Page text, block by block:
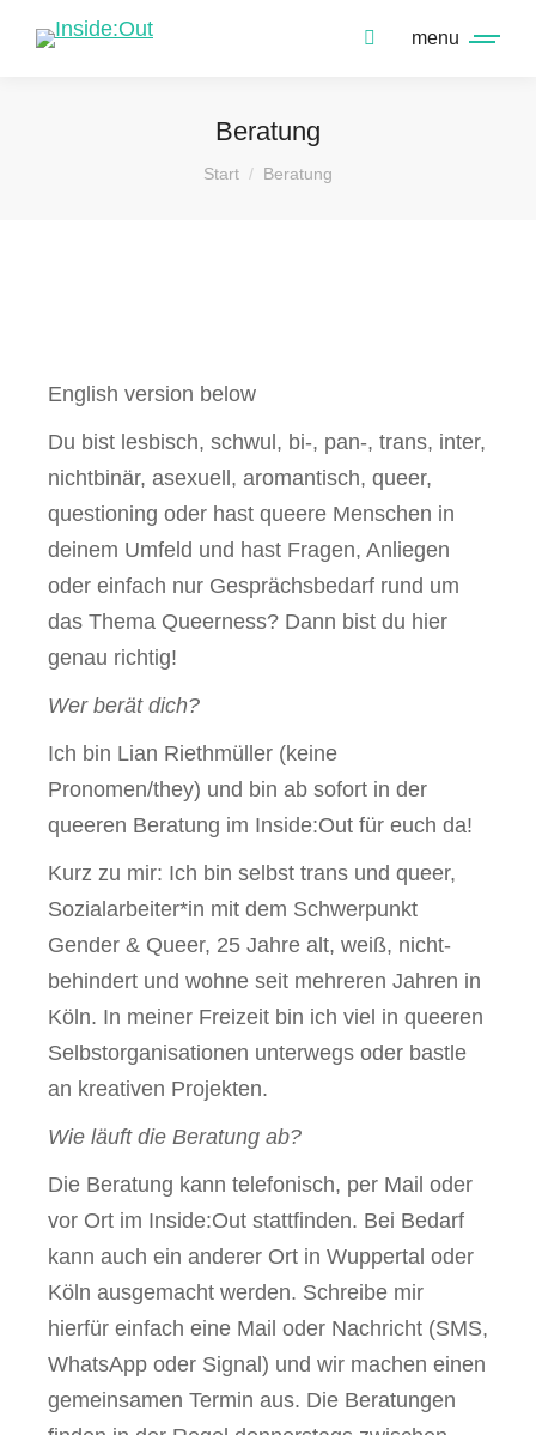
menu
Beratung
Sie befinden sich hier:
Start Beratung
English version below
Du bist lesbisch, schwul, bi-, pan-, trans, inter,
nichtbinär, asexuell, aromantisch, queer,
questioning oder hast queere Menschen in
deinem Umfeld und hast Fragen, Anliegen
oder einfach nur Gesprächsbedarf rund um
das Thema Queerness? Dann bist du hier
genau richtig!
Wer berät dich?
Ich bin Lian Riethmüller (keine
Pronomen/they) und bin ab sofort in der
queeren Beratung im Inside:Out für euch da!
Kurz zu mir: Ich bin selbst trans und queer,
Sozialarbeiter*in mit dem Schwerpunkt
Gender & Queer, 25 Jahre alt, weiß, nicht-
behindert und wohne seit mehreren Jahren in
Köln. In meiner Freizeit bin ich viel in queeren
Selbstorganisationen unterwegs oder bastle
an kreativen Projekten.
Wie läuft die Beratung ab?
Die Beratung kann telefonisch, per Mail oder
vor Ort im Inside:Out stattfinden. Bei Bedarf
kann auch ein anderer Ort in Wuppertal oder
Köln ausgemacht werden. Schreibe mir
hierfür einfach eine Mail oder Nachricht (SMS,
WhatsApp oder Signal) und wir machen einen
gemeinsamen Termin aus. Die Beratungen